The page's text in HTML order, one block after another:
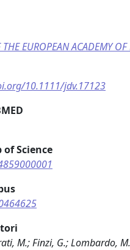
EUROPEAN ACADEMY
10.1111/jdv.17123
of Science
M.; Finzi, G.; Lombardo,